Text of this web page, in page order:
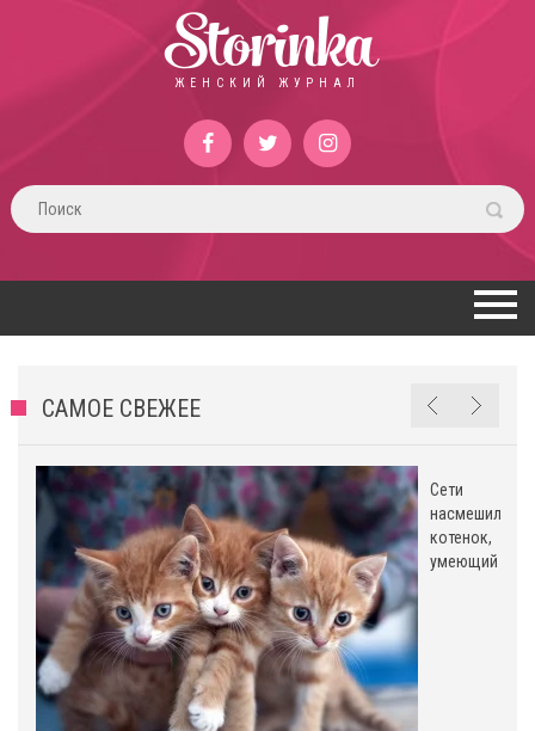
Storinka
ЖЕНСКИЙ ЖУРНАЛ
САМОЕ СВЕЖЕЕ
Сети
насмешил
котенок,
умеющий